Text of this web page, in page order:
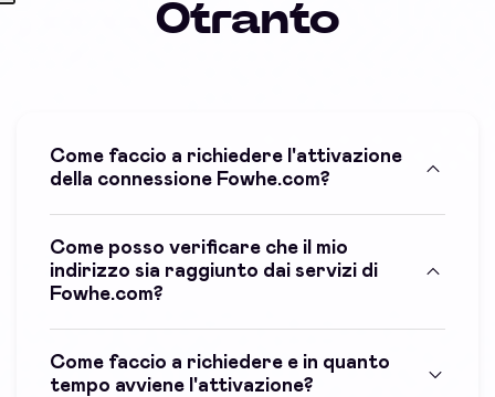
Otranto
Come faccio a richiedere l'attivazione
della connessione Fowhe.com?
Come posso verificare che il mio
indirizzo sia raggiunto dai servizi di
Fowhe.com?
Come faccio a richiedere e in quanto
tempo avviene l'attivazione?